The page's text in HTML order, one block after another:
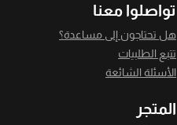
تواصلوا معنا
هل تحتاجون إلى مساعدة؟
تتبع الطلبيات
الأسئلة الشائعة
المتجر